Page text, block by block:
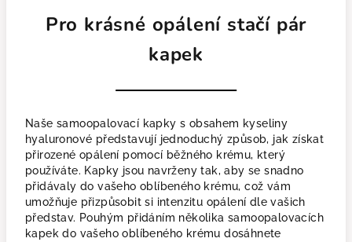
Pro krásné opálení stačí pár
kapek
Naše samoopalovací kapky s obsahem kyseliny
hyaluronové představují jednoduchý způsob, jak získat
přirozené opálení pomocí běžného krému, který
používáte. Kapky jsou navrženy tak, aby se snadno
přidávaly do vašeho oblíbeného krému, což vám
umožňuje přizpůsobit si intenzitu opálení dle vašich
představ. Pouhým přidáním několika samoopalovacích
kapek do vašeho oblíbeného krému dosáhnete